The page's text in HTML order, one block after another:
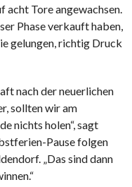
acht Tore angewachsen.
Phase verkauft haben,
gelungen, richtig Druck
nach der neuerlichen
sollten wir am
nichts holen“, sagt
Pause folgen
„Das sind dann